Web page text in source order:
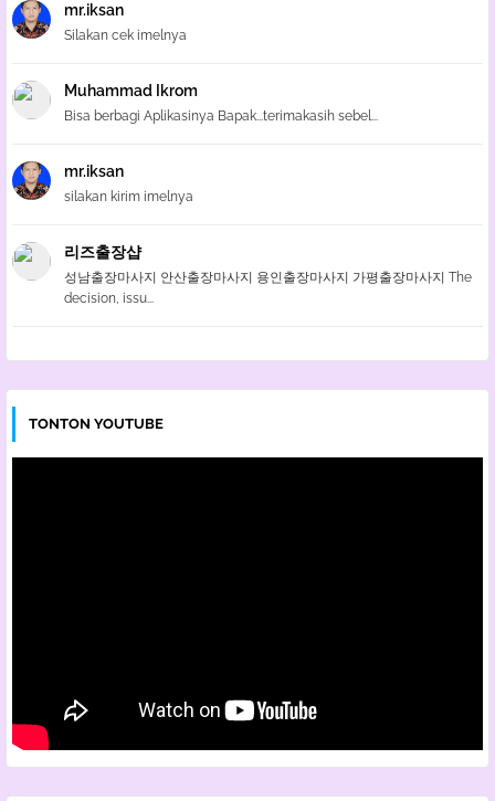
mr.iksan
Silakan cek imelnya
Muhammad Ikrom
Bisa berbagi Aplikasinya Bapak...terimakasih sebel...
mr.iksan
silakan kirim imelnya
리즈출장샵
성남출장마사지 안산출장마사지 용인출장마사지 가평출장마사지 The
decision, issu...
TONTON YOUTUBE